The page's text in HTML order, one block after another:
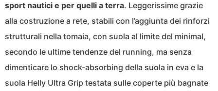
sport nautici e per quelli a terra. Leggerissime grazie
alla costruzione a rete, stabili con l’aggiunta dei rinforzi
strutturali nella tomaia, con suola al limite del minimal,
secondo le ultime tendenze del running, ma senza
dimenticare lo shock-absorbing della suola in eva e la
suola Helly Ultra Grip testata sulle coperte più bagnate